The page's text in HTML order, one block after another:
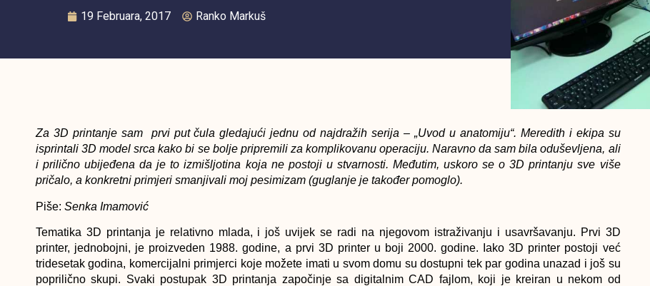
19 Februara, 2017 Ranko Markuš
Za 3D printanje sam prvi put čula gledajući jednu od najdražih serija – „Uvod u anatomiju“. Meredith i ekipa su
isprintali 3D model srca kako bi se bolje pripremili za komplikovanu operaciju. Naravno da sam bila oduševljena, ali
i prilično ubijeđena da je to izmišljotina koja ne postoji u stvarnosti. Međutim, uskoro se o 3D printanju sve više
pričalo, a konkretni primjeri smanjivali moj pesimizam (guglanje je također pomoglo).
Piše: Senka Imamović
Tematika 3D printanja je relativno mlada, i još uvijek se radi na njegovom istraživanju i usavršavanju. Prvi 3D
printer, jednobojni, je proizveden 1988. godine, a prvi 3D printer u boji 2000. godine. Iako 3D printer postoji već
tridesetak godina, komercijalni primjerci koje možete imati u svom domu su dostupni tek par godina unazad i još su
poprilično skupi. Svaki postupak 3D printanja započinje sa digitalnim CAD fajlom, koji je kreiran u nekom od